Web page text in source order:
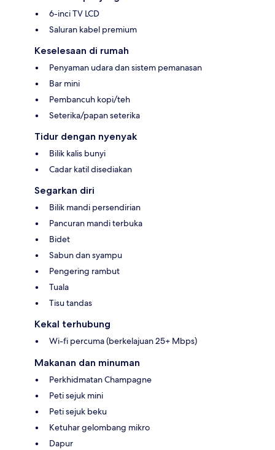
6-inci TV LCD
Saluran kabel premium
Keselesaan di rumah
Penyaman udara dan sistem pemanasan
Bar mini
Pembancuh kopi/teh
Seterika/papan seterika
Tidur dengan nyenyak
Bilik kalis bunyi
Cadar katil disediakan
Segarkan diri
Bilik mandi persendirian
Pancuran mandi terbuka
Bidet
Sabun dan syampu
Pengering rambut
Tuala
Tisu tandas
Kekal terhubung
Wi-fi percuma (berkelajuan 25+ Mbps)
Makanan dan minuman
Perkhidmatan Champagne
Peti sejuk mini
Peti sejuk beku
Ketuhar gelombang mikro
Dapur